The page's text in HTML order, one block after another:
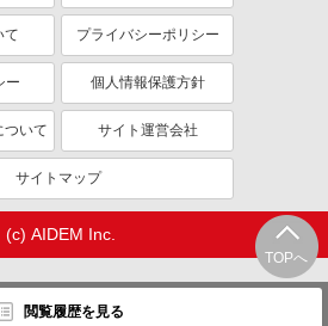
TOPへ
閲覧履歴を見る
て プライバシーポリシー
ー 個人情報保護方針
ついて サイト運営会社
サイトマップ
(c) AIDEM Inc.